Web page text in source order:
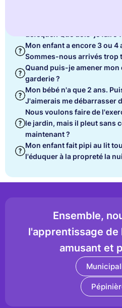
Mon enfant a encore 3 ou 4
Sommes-nous arrivés trop
Quand puis-je amener mon
garderie ?
Mon bébé n'a que 2 ans.
J'aimerais me débarrasser
Nous voulons faire de
le jardin, mais il pleut sans
maintenant ?
Mon enfant fait pipi au lit
l'éduquer à la propreté la
Ensemble,
l'apprentissage
amusant et